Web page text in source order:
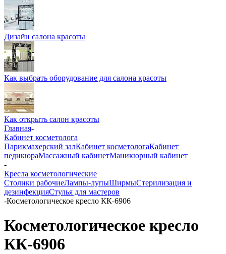
Дизайн салона красоты
Как выбрать оборудование для салона красоты
Как открыть салон красоты
Главная-
Кабинет косметолога
Парикмахерский залКабинет косметологаКабинет
педикюраМассажный кабинетМаникюрный кабинет
-
Кресла косметологические
Столики рабочиеЛампы-лупыШирмыСтерилизация и
дезинфекцияСтулья для мастеров
-Косметологическое кресло КК-6906
Косметологическое кресло
КК-6906